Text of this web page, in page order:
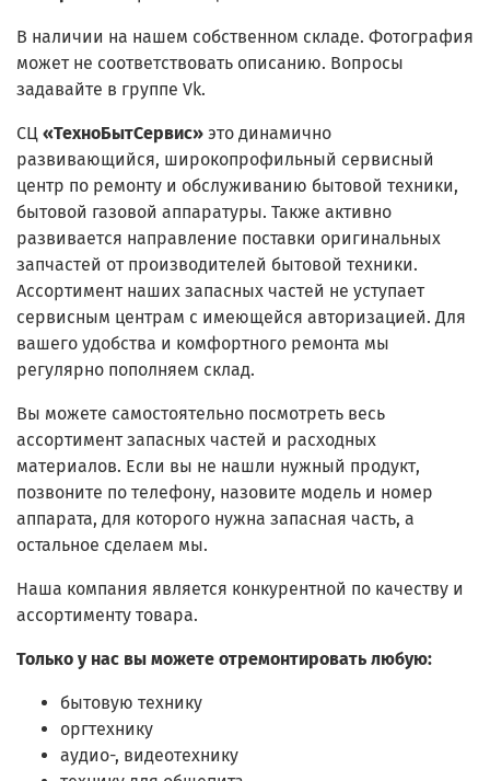
В наличии на нашем собственном складе. Фотография
может не соответствовать описанию. Вопросы
задавайте в группе Vk.
СЦ «ТехноБытСервис» это динамично
развивающийся, широкопрофильный сервисный
центр по ремонту и обслуживанию бытовой техники,
бытовой газовой аппаратуры. Также активно
развивается направление поставки оригинальных
запчастей от производителей бытовой техники.
Ассортимент наших запасных частей не уступает
сервисным центрам с имеющейся авторизацией. Для
вашего удобства и комфортного ремонта мы
регулярно пополняем склад.
Вы можете самостоятельно посмотреть весь
ассортимент запасных частей и расходных
материалов. Если вы не нашли нужный продукт,
позвоните по телефону, назовите модель и номер
аппарата, для которого нужна запасная часть, а
остальное сделаем мы.
Наша компания является конкурентной по качеству и
ассортименту товара.
Только у нас вы можете отремонтировать любую:
бытовую технику
оргтехнику
аудио-, видеотехнику